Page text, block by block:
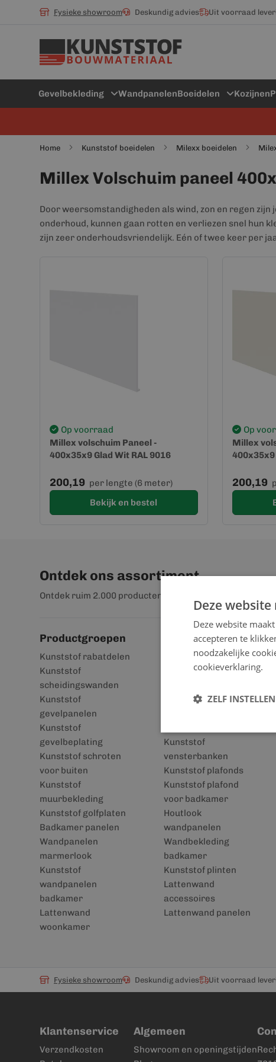
Fysieke showroom Deskundig advies Uit voorraad
Gevelbekleding WandpanelenBoeidelen Kozijnen
Home Kunststof boeidelen Milexx boeidelen
Millex Volschuim paneel
Door weersomstandigheden als wind, zon en regen
onderhoud, kunnen gaan rotten en verliezen snel hun
zijn zeer onderhoudsvriendelijk. Eén of twee keer per
Op voorraad
Millex volschuim Paneel -
400x35x9 Glad Wit RAL 9016
200,19 per lengte (6 meter)
Bekijk en bestel
Op
Millex
400x35x9
200,19
Ontdek ons assortiment
Ontdek ruim 2.000 producten
Productgroepen
Kunststof rabatdelen
Kunststof
scheidingswanden
Kunststof
gevelpanelen
Kunststof
gevelbeplating
Kunststof schroten
voor buiten
Kunststof
muurbekleding
Kunststof golfplaten
Badkamer panelen
Wandpanelen
marmerlook
Kunststof
wandpanelen
badkamer
Lattenwand
woonkamer
Kunststof
gevelbekleding
Kunststof boeidelen
Kunststof
vensterbanken
Kunststof plafonds
Kunststof plafond
voor badkamer
Houtlook
wandpanelen
Wandbekleding
badkamer
Kunststof plinten
Lattenwand
accessoires
Lattenwand panelen
Fysieke showroom Deskundig advies Uit voorraad
Klantenservice
Verzendkosten
Algemeen
Showroom en openingstijden
Deze
Deze website
accepteren te
noodzakelijke
cookieverklaring.
ZELF INSTELLEN